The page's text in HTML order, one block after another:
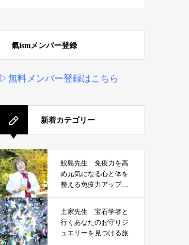
氣ismメンバー登録
▷無料メンバー登録はこちら
新着カテゴリー
鮫島先生 免疫力を高
め元気になる心と体を
整える免疫力アップ講
土家先生 宝石学者と
行くあなたのお守りジ
ュエリーを見つける旅